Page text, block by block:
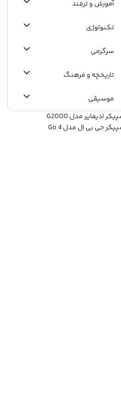
آموزش و ترفند
تکنولوژی
سرگرمی
تاریخچه و فرهنگ
موسیقی
اطلاعات عمومی